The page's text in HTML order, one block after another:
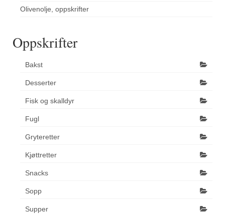
Olivenolje, oppskrifter
Oppskrifter
Bakst
Desserter
Fisk og skalldyr
Fugl
Gryteretter
Kjøttretter
Snacks
Sopp
Supper